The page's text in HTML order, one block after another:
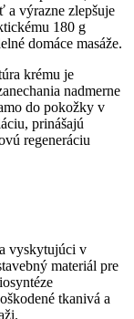
a výrazne zlepšuje
180 g
domáce masáže.
krému je
nadmerne
do pokožky v
prinášajú
regeneráciu
vyskytujúci v
materiál pre
tkanivá a